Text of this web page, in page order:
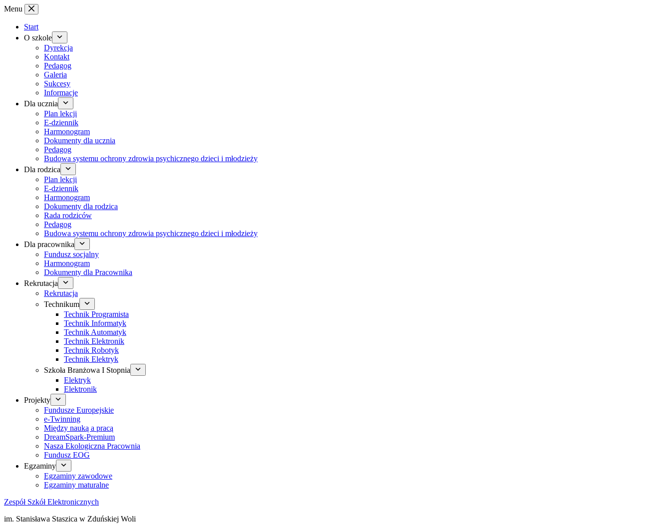
Przejdź
treści
Menu
Start
O szkole
Dyrekcja
Kontakt
Pedagog
Galeria
Sukcesy
Informacje
Dla ucznia
Plan lekcji
E-dziennik
Harmonogram
Dokumenty dla ucznia
Pedagog
Budowa systemu ochrony zdrowia psychicznego dzieci i młodzieży
Dla rodzica
Plan lekcji
E-dziennik
Harmonogram
Dokumenty dla rodzica
Rada rodziców
Pedagog
Budowa systemu ochrony zdrowia psychicznego dzieci i młodzieży
Dla pracownika
Fundusz socjalny
Harmonogram
Dokumenty dla Pracownika
Rekrutacja
Rekrutacja
Technikum
Technik Programista
Technik Informatyk
Technik Automatyk
Technik Elektronik
Technik Robotyk
Technik Elektryk
Szkoła Branżowa I Stopnia
Elektryk
Elektronik
Projekty
Fundusze Europejskie
e-Twinning
Między nauką a pracą
DreamSpark-Premium
Nasza Ekologiczna Pracownia
Fundusz EOG
Egzaminy
Egzaminy zawodowe
Egzaminy maturalne
Zespół Szkół Elektronicznych
im. Stanisława Staszica w Zduńskiej Woli